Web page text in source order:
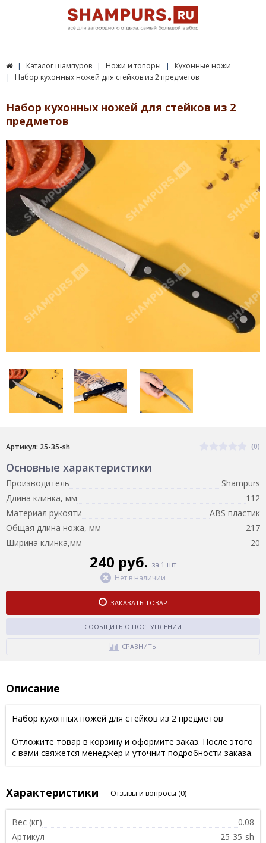
Каталог шампуров Ножи и топоры
Кухонные ножи
Набор кухонных ножей для стейков из 2 предметов
Набор кухонных ножей для стейков из 2
предметов
Артикул: 25-35-sh (0)
Основные характеристики
Производитель
Shampurs
Длина клинка, мм
112
Материал рукояти
ABS пластик
Общая длина ножа, мм
217
Ширина клинка,мм
20
240 руб. за 1 шт
Нет в наличии
ЗАКАЗАТЬ ТОВАР
СООБЩИТЬ О ПОСТУПЛЕНИИ
СРАВНИТЬ
Описание
Набор кухонных ножей для стейков из 2 предметов
Отложите товар в корзину и оформите заказ. После этого
с вами свяжется менеджер и уточнит подробности заказа.
Характеристики Отзывы и вопросы (0)
Вес (кг)
0.08
Артикул
25-35-sh